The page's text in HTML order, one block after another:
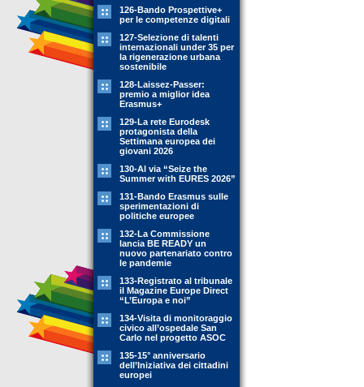
126-Bando Prospettive+
per le competenze digitali
127-Selezione di talenti
internazionali under 35 per
la rigenerazione urbana
sostenibile
128-Laissez-Passer:
premio a miglior idea
Erasmus+
129-La rete Eurodesk
protagonista della
Settimana europea dei
giovani 2026
130-Al via “Seize the
Summer with EURES 2026”
131-Bando Erasmus sulle
sperimentazioni di
politiche europee
132-La Commissione
lancia BE READY un
nuovo partenariato contro
le pandemie
133-Registrato al tribunale
il Magazine Europe Direct
“L’Europa e noi”
134-Visita di monitoraggio
civico all’ospedale San
Carlo nel progetto ASOC
135-15° anniversario
dell’Iniziativa dei cittadini
europei